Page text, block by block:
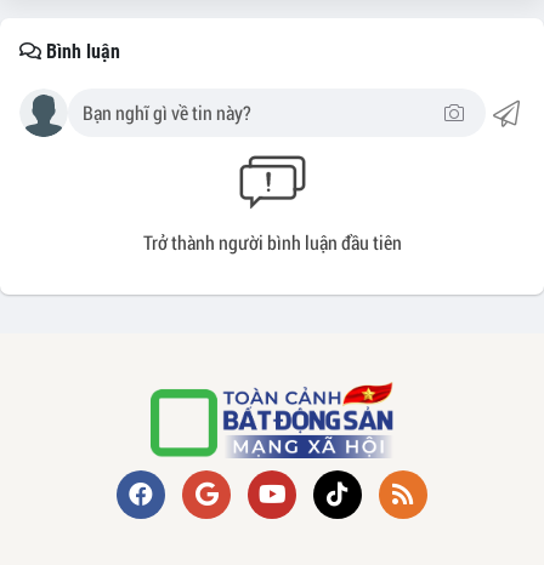
Bình luận
Trở thành người bình luận đầu tiên